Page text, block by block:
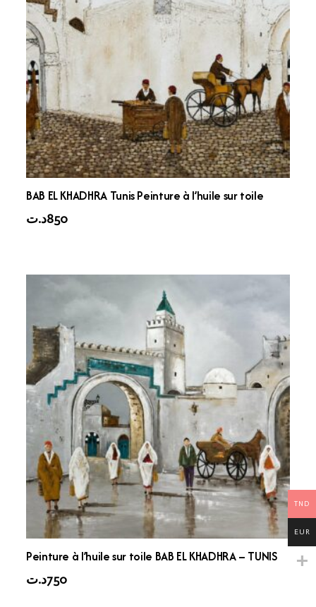
BAB EL KHADHRA Tunis Peinture à l’huile sur toile
850د.ت
Peinture à l’huile sur toile BAB EL KHADHRA – TUNIS
750د.ت
TND
EUR